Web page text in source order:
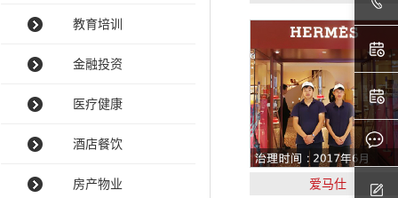
教育培训
金融投资
医疗健康
酒店餐饮
房产物业 爱马仕